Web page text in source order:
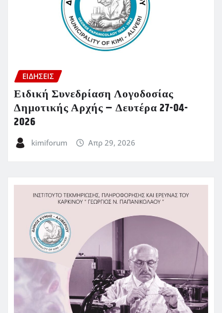
ΕΙΔΗΣΕΙΣ
Ειδική Συνεδρίαση Λογοδοσίας
Δημοτικής Αρχής – Δευτέρα 27-04-
2026
kimiforum Απρ 29, 2026